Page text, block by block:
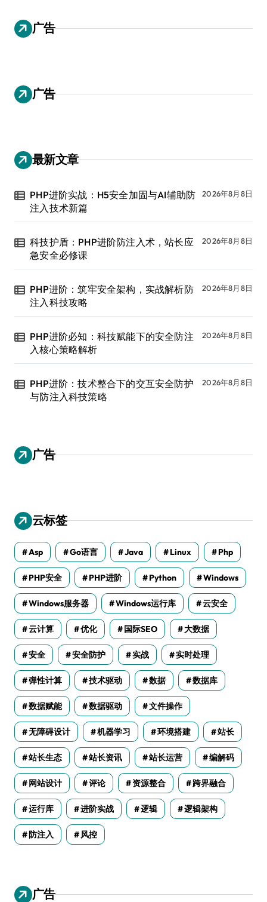
广告
广告
最新文章
PHP进阶实战：H5安全加固与AI辅助防
注入技术新篇
2026年8月8日
科技护盾：PHP进阶防注入术，站长应
急安全必修课
2026年8月8日
PHP进阶：筑牢安全架构，实战解析防
注入科技攻略
2026年8月8日
PHP进阶必知：科技赋能下的安全防注
入核心策略解析
2026年8月8日
PHP进阶：技术整合下的交互安全防护
与防注入科技策略
2026年8月8日
广告
云标签
Asp Go语言 Java Linux Php
PHP安全 PHP进阶 Python Windows
Windows服务器 Windows运行库 云安全
云计算 优化 国际SEO 大数据
安全 安全防护 实战 实时处理
弹性计算 技术驱动 数据 数据库
数据赋能 数据驱动 文件操作
无障碍设计 机器学习 环境搭建 站长
站长生态 站长资讯 站长运营 编解码
网站设计 评论 资源整合 跨界融合
运行库 进阶实战 逻辑 逻辑架构
防注入 风控
广告